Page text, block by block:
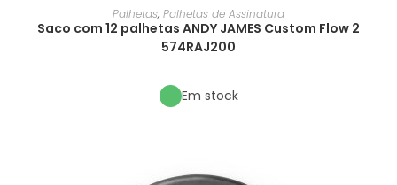
Palhetas, Palhetas de Assinatura
Saco com 12 palhetas ANDY JAMES Custom Flow 2
574RAJ200
Em stock